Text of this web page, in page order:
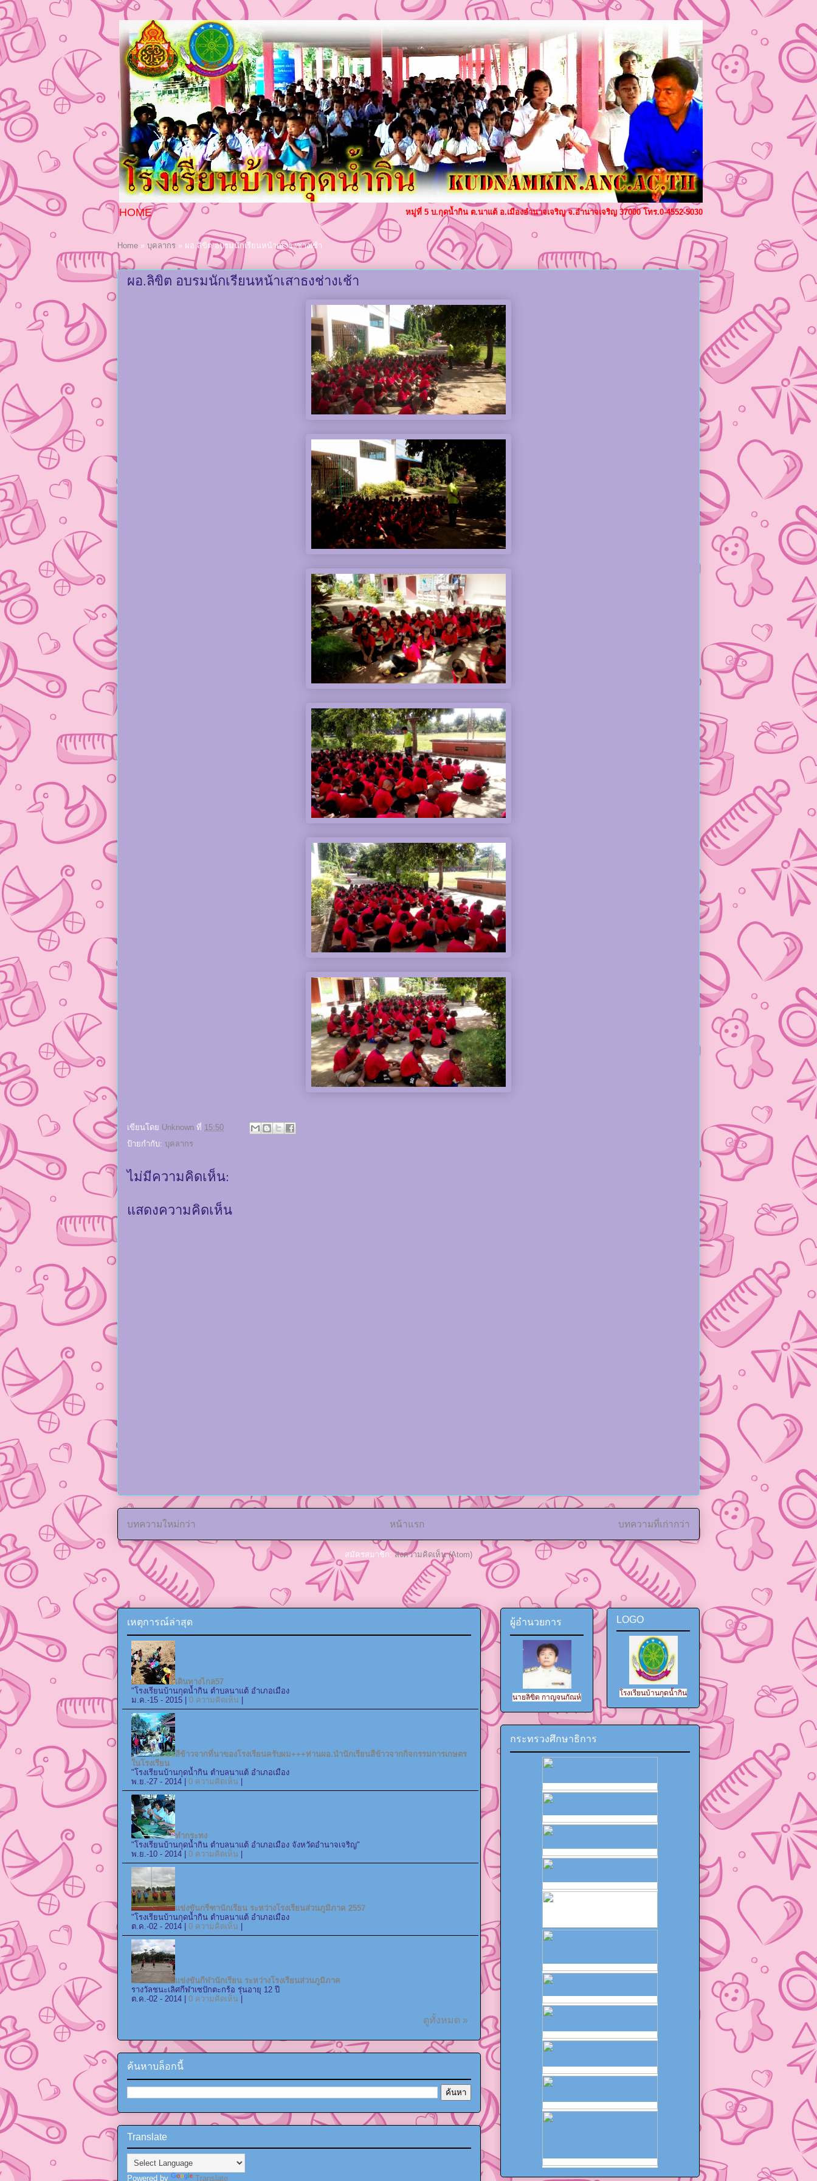
HOME หมู่ที่ 5 บ.กุดน้ำกิน ต.นาแต้ อ.เมืองอำนาจเจริญ จ.อำนาจเจริญ 37000 โทร.0-4552-5030
Home » บุคลากร » ผอ.ลิขิต อบรมนักเรียนหน้าเสาธงช่างเช้า
ผอ.ลิขิต อบรมนักเรียนหน้าเสาธงช่างเช้า
เขียนโดย Unknown ที่ 15:50
ป้ายกำกับ: บุคลากร
ไม่มีความคิดเห็น:
แสดงความคิดเห็น
บทความใหม่กว่า บทความที่เก่ากว่า
หน้าแรก
สมัครสมาชิก:ส่งความคิดเห็น (Atom)
เหตุการณ์ล่าสุด
เดินทางไกล57
"โรงเรียนบ้านกุดน้ำกิน ตำบลนาแต้ อำเภอเมือง
ม.ค.-15 - 2015 | 0 ความคิดเห็น
สีข้าวจากที่นาของโรงเรียนครับผม+++ท่านผอ.นำนักเรียนสีข้าวจากกิจกรรมการเกษตร
ในโรงเรียน
"โรงเรียนบ้านกุดน้ำกิน ตำบลนาแต้ อำเภอเมือง
พ.ย.-27 - 2014 | 0 ความคิดเห็น
ทำกระทง
"โรงเรียนบ้านกุดน้ำกิน ตำบลนาแต้ อำเภอเมือง จังหวัดอำนาจเจริญ"
พ.ย.-10 - 2014 | 0 ความคิดเห็น
แข่งขันกรีฑานักเรียน ระหว่างโรงเรียนส่วนภูมิภาค 2557
"โรงเรียนบ้านกุดน้ำกิน ตำบลนาแต้ อำเภอเมือง
ต.ค.-02 - 2014 | 0 ความคิดเห็น
แข่งขันกีฬานักเรียน ระหว่างโรงเรียนส่วนภูมิภาค
รางวัลชนะเลิศกีฬาเซปักตะกร้อ รุ่นอายุ 12 ปี
ต.ค.-02 - 2014 | 0 ความคิดเห็น
ดูทั้งหมด »
ค้นหาบล็อกนี้
Translate
Powered by Translate
ผู้อำนวยการ
นายลิขิต กาญจนกัณห์
LOGO
โรงเรียนบ้านกุดน้ำกิน
กระทรวงศึกษาธิการ